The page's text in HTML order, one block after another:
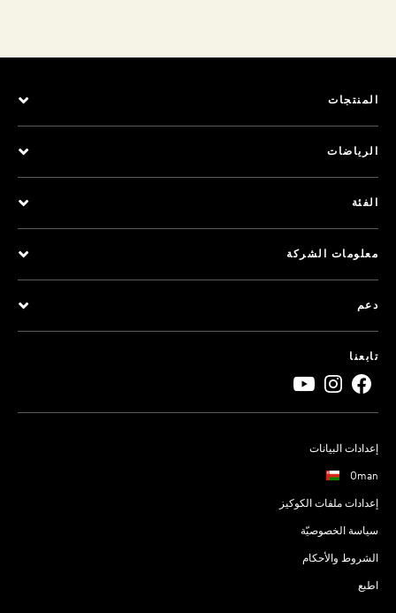
المنتجات
الرياضات
الفئة
معلومات الشركة
دعم
تابعنا
إعدادات البيانات
Oman
إعدادات ملفات الكوكيز
سياسة الخصوصيّة
الشروط والأحكام
اطبع